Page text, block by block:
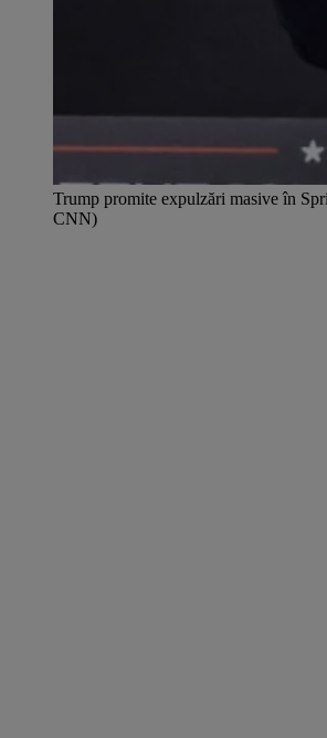
Trump promite expulzări masive în
CNN)